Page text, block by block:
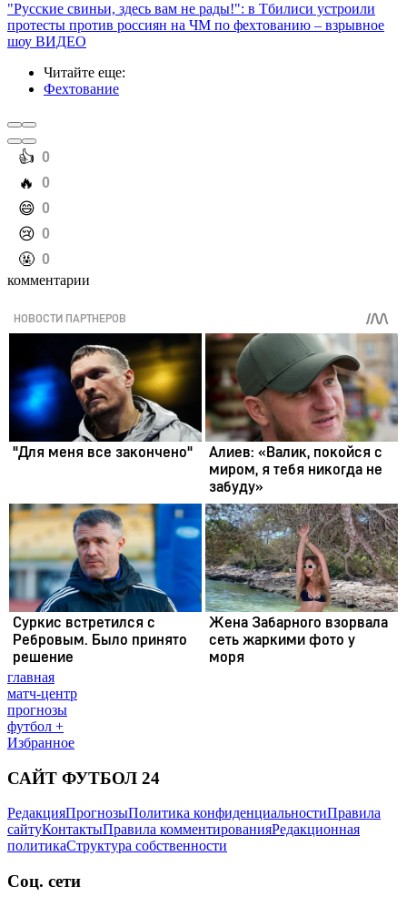
"Русские свиньи, здесь вам не рады!": в Тбилиси устроили
протесты против россиян на ЧМ по фехтованию – взрывное
шоу ВИДЕО
Читайте еще:
Фехтование
️👍 0
️🔥 0
️😄 0
️😢 0
️🤬 0
комментарии
главная
матч-центр
прогнозы
футбол +
Избранное
САЙТ ФУТБОЛ 24
РедакцияПрогнозыПолитика конфиденциальностиПравила
сайтуКонтактыПравила комментированияРедакционная
политикаСтруктура собственности
Соц. сети